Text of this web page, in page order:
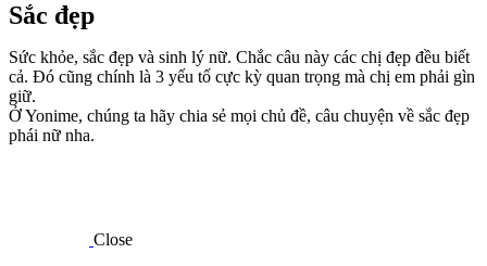
Sắc đẹp
Sức khỏe, sắc đẹp và sinh lý nữ. Chắc câu này các chị đẹp đều biết
cả. Đó cũng chính là 3 yếu tố cực kỳ quan trọng mà chị em phải gìn
giữ.
Ở Yonime, chúng ta hãy chia sẻ mọi chủ đề, câu chuyện về sắc đẹp
phái nữ nha.
Close